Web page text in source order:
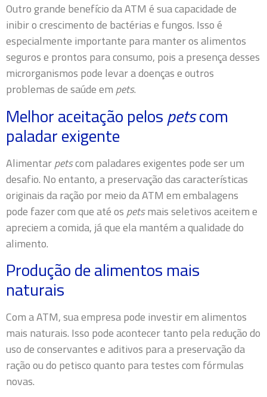
Outro grande benefício da ATM é sua capacidade de
inibir o crescimento de bactérias e fungos. Isso é
especialmente importante para manter os alimentos
seguros e prontos para consumo, pois a presença desses
microrganismos pode levar a doenças e outros
problemas de saúde em pets.
Melhor aceitação pelospetscom
paladar exigente
Alimentarpetscom paladares exigentes pode ser um
desafio. No entanto, a preservação das características
originais da ração por meio da ATM em embalagens
pode fazer com que até os petsmais seletivos aceitem e
apreciem a comida, já que ela mantém a qualidade do
alimento.
Produção de alimentos mais
naturais
Com a ATM, sua empresa pode investir em alimentos
mais naturais. Isso pode acontecer tanto pela redução do
uso de conservantes e aditivos para a preservação da
ração ou do petisco quanto para testes com fórmulas
novas.